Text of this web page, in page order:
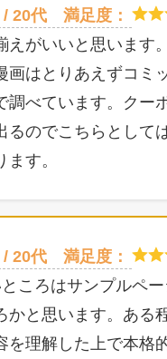
/ 20代
満足度：
えがいいと思います
画はとりあえずコミ
調べています。クー
るのでこちらとして
ます。
/ 20代
満足度：
ころはサンプルペー
かと思います。ある
を理解した上で本格